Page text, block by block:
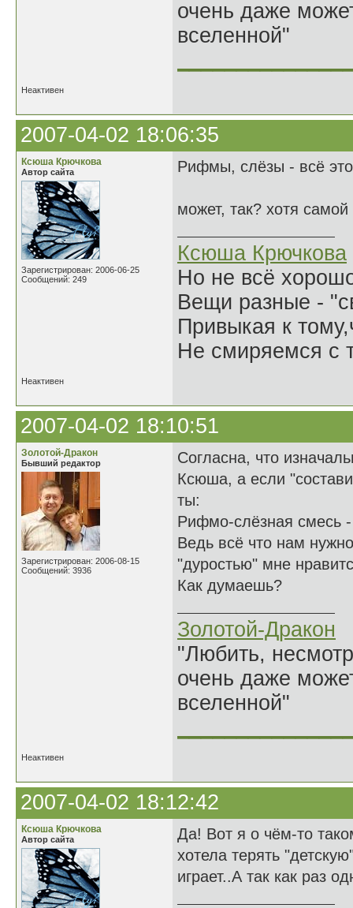
очень даже
вселенной"
Неактивен
2007-04-02 18:06:35
Ксюша Крючкова
Автор сайта
Зарегистрирован: 2006-06-25
Сообщений: 249
Рифмы, слёзы - всё
может, так? хотя
Ксюша Крючкова
Но не всё
Вещи разные -
Привыкая к
Не смиряемся с
Неактивен
2007-04-02 18:10:51
Золотой-Дракон
Бывший редактор
Зарегистрирован: 2006-08-15
Сообщений: 3936
Согласна, что
Ксюша, а если
ты:
Рифмо-слёзная смесь -
Ведь всё что нам
"дуростью" мне
Как думаешь?
Золотой-Дракон
"Любить,
очень даже
вселенной"
Неактивен
2007-04-02 18:12:42
Ксюша Крючкова
Автор сайта
Да! Вот я о чём-то
хотела терять
играет..А так как раз